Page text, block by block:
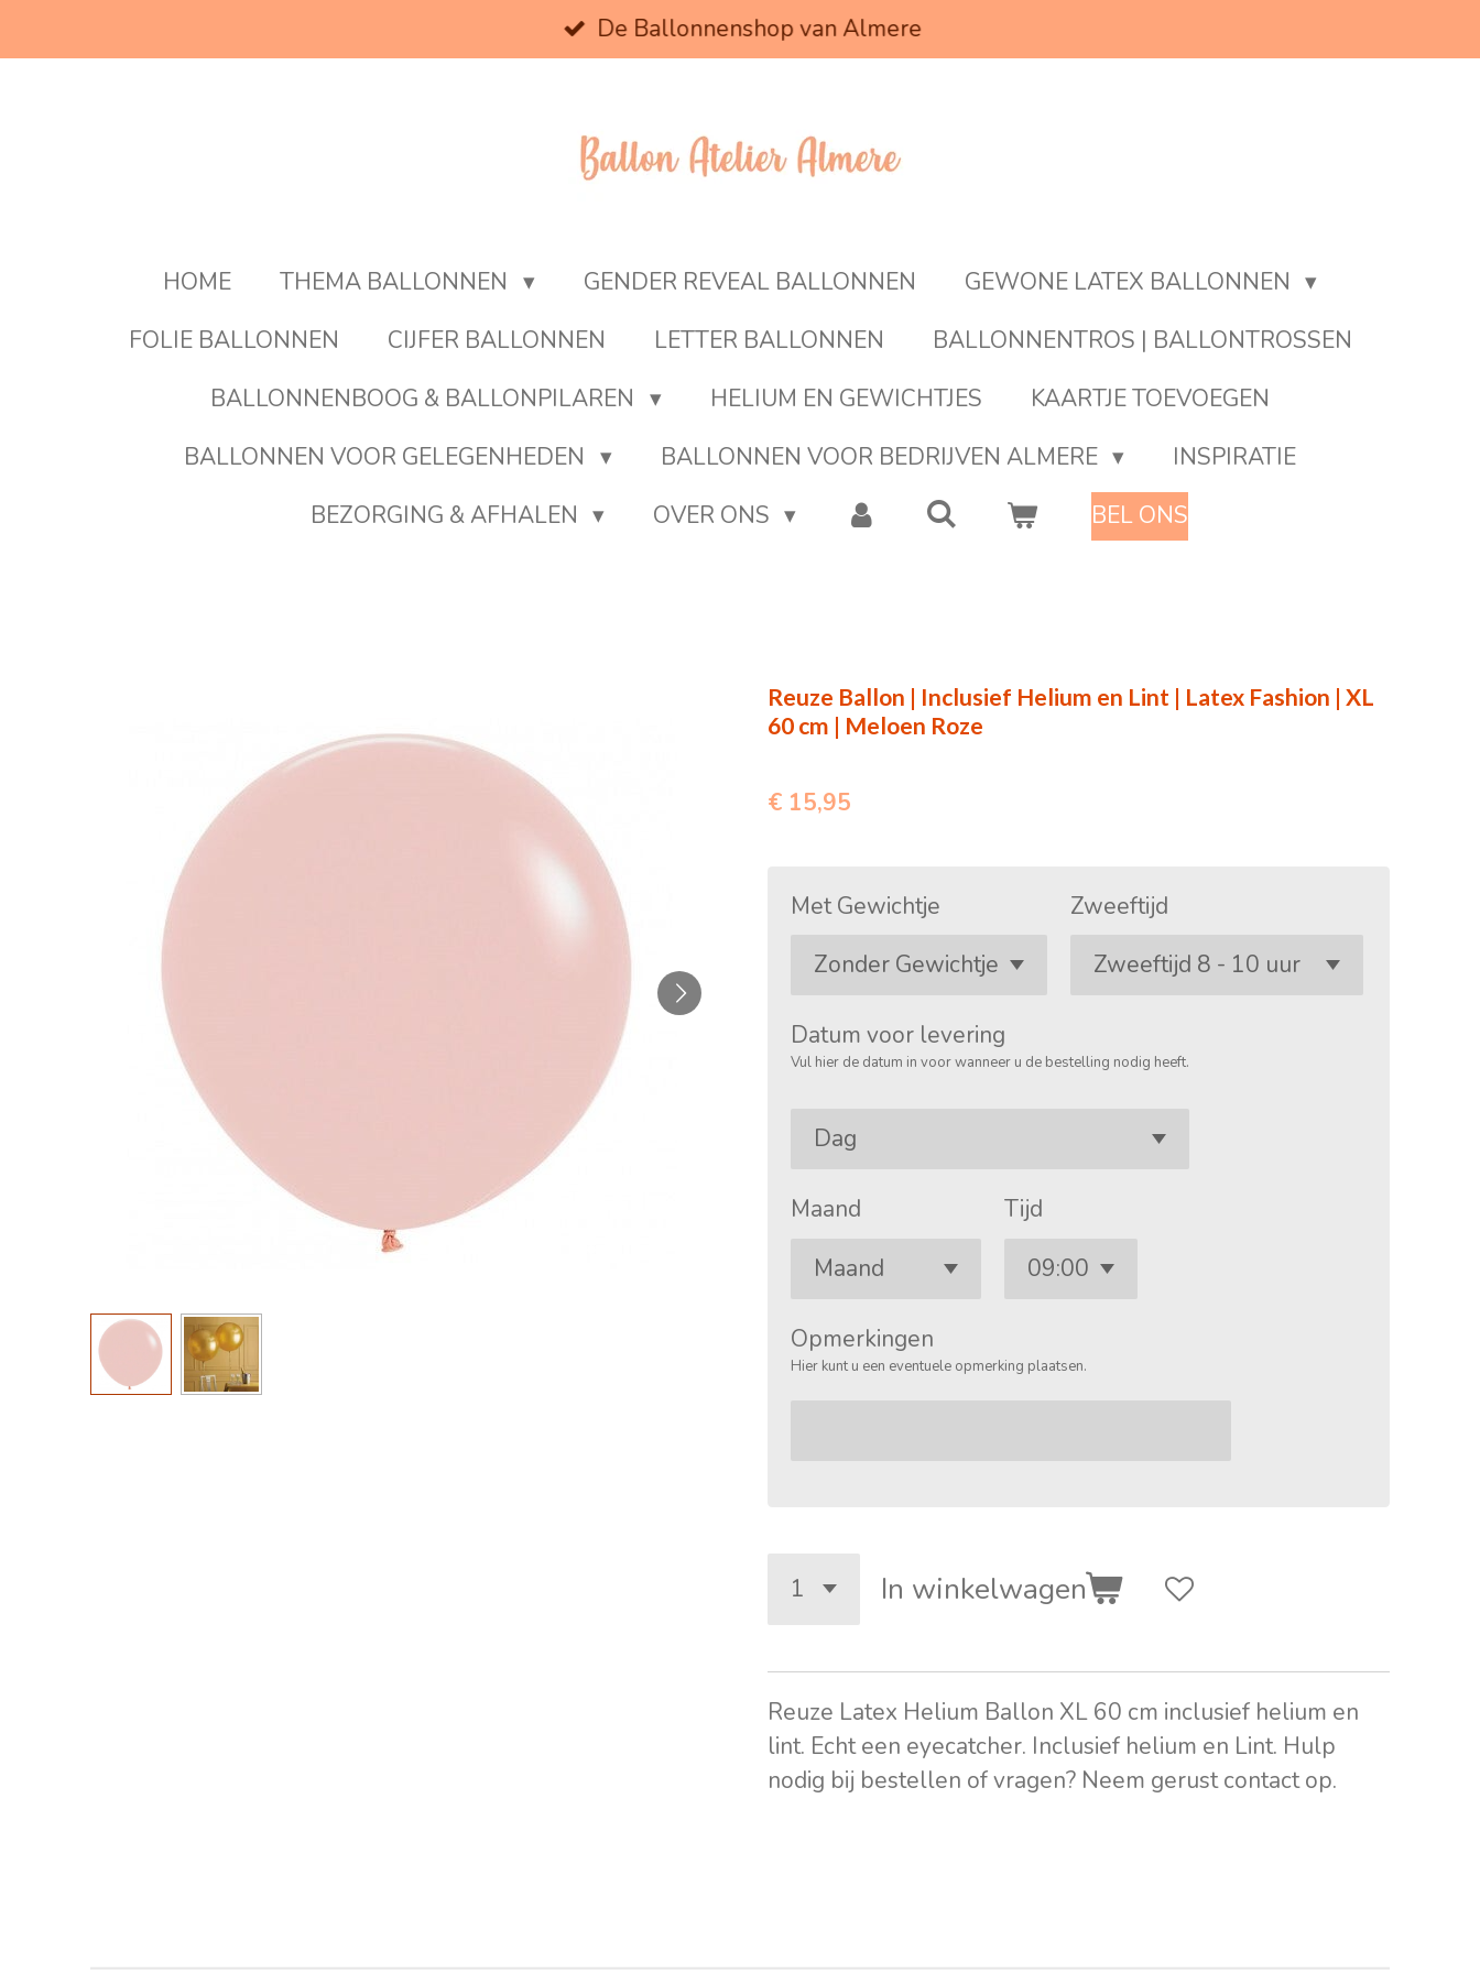
direct
De Ballonnenshop van Almere
HOME THEMA BALLONNEN GENDER REVEAL BALLONNEN
GEWONE LATEX BALLONNEN
FOLIE BALLONNEN
CIJFER BALLONNEN LETTER BALLONNEN
BALLONNENTROS | BALLONTROSSEN
BALLONNENBOOG & BALLONPILAREN
HELIUM EN GEWICHTJES
KAARTJE TOEVOEGEN
BALLONNEN VOOR GELEGENHEDEN
BALLONNEN VOOR BEDRIJVEN ALMERE
INSPIRATIE
BEZORGING & AFHALEN
OVER ONS BEL ONS
Reuze Ballon | Inclusief Helium en Lint | Latex Fashion | XL
60 cm | Meloen Roze
€ 15,95
Met Gewichtje Zweeftijd
Datum voor levering
Vul hier de datum in voor wanneer u de bestelling nodig heeft.
Maand Tijd
Opmerkingen
Hier kunt u een eventuele opmerking plaatsen.
In winkelwagen
Reuze Latex Helium Ballon XL 60 cm inclusief helium en
lint. Echt een eyecatcher. Inclusief helium en Lint. Hulp
nodig bij bestellen of vragen? Neem gerust contact op.